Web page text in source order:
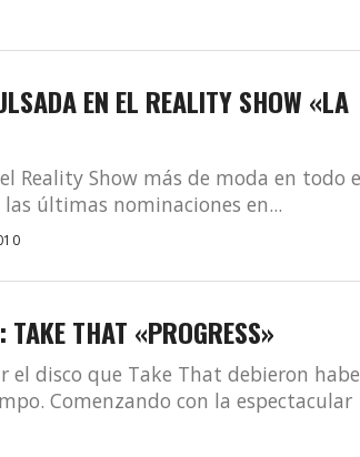
EN EL REALITY SHOW «LA
Reality Show más de moda en todo
últimas nominaciones en...
THAT «PROGRESS»
el disco que Take That debieron
Comenzando con la espectacular